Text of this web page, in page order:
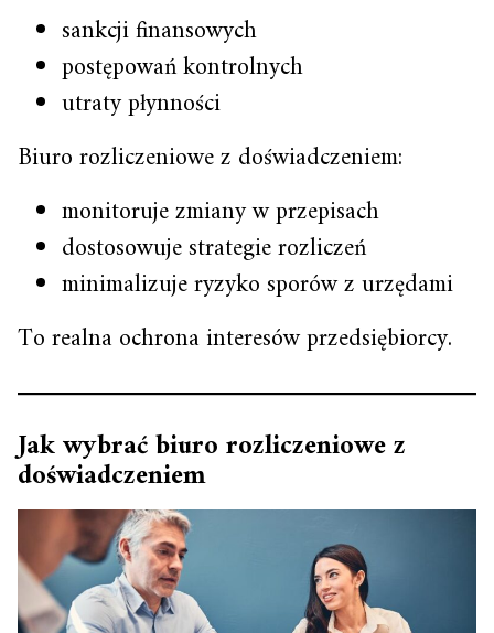
sankcji finansowych
postępowań kontrolnych
utraty płynności
Biuro rozliczeniowe z doświadczeniem:
monitoruje zmiany w przepisach
dostosowuje strategie rozliczeń
minimalizuje ryzyko sporów z urzędami
To realna ochrona interesów przedsiębiorcy.
Jak wybrać biuro rozliczeniowe z
doświadczeniem